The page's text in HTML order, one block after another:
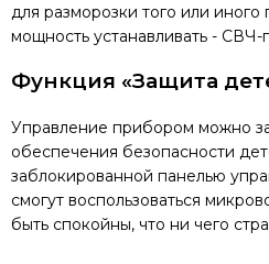
для разморозки того или иного
мощность устанавливать - СВЧ-
Функция «Защита
Управление прибором можно
обеспечения безопасности
заблокированной панелью
смогут воспользоваться
быть спокойны, что ни чего